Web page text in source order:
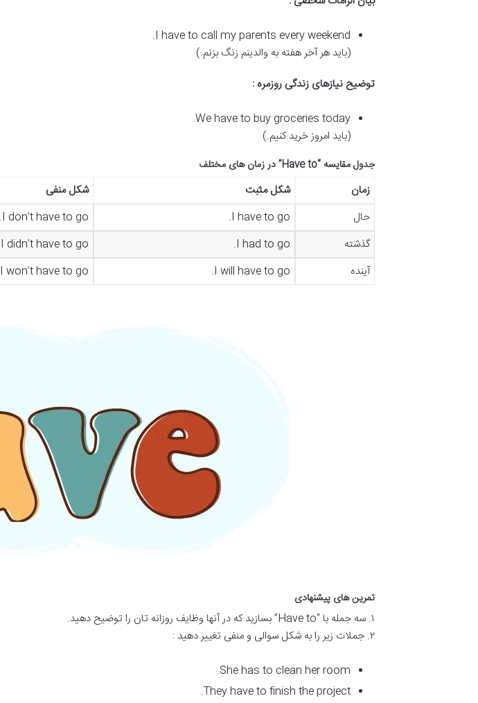
I have to call my parents every weekend.
(باید هر آخر هفته به والدینم زنگ بزنم.)
توضیح نیازهای زندگی روزمره :
We have to buy groceries today.
(باید امروز خرید کنیم.)
جدول مقایسه “Have to” در زمان های مختلف
زمان شکل مثبت شکل منفی
حال
I have to go.
I don’t have to go.
گذشته
I had to go.
I didn’t have to go.
آینده
I will have to go.
I won’t have to go.
تمرین های پیشنهادی
۱. سه جمله با “Have to” بسازید که در آنها وظایف روزانه تان را توضیح دهید.
۲. جملات زیر را به شکل سوالی و منفی تغییر دهید :
She has to clean her room.
They have to finish the project.